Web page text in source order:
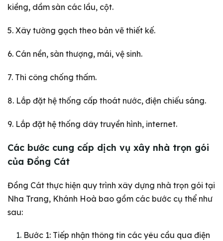
kiềng, dầm sàn các lầu, cột.
5. Xây tường gạch theo bản vẽ thiết kế.
6. Cán nền, sàn thượng, mái, vệ sinh.
7. Thi công chống thấm.
8. Lắp đặt hệ thống cấp thoát nước, điện chiếu sáng.
9. Lắp đặt hệ thống dây truyền hình, internet.
Các bước cung cấp dịch vụ xây nhà trọn gói
của Đồng Cát
Đồng Cát thực hiện quy trình xây dựng nhà trọn gói tại
Nha Trang, Khánh Hoà bao gồm các bước cụ thể như
sau:
Bước 1: Tiếp nhận thông tin các yêu cầu qua điện